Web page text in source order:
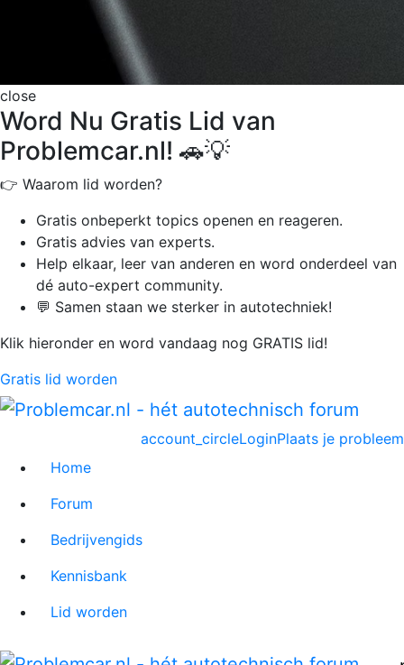
close
Word Nu Gratis Lid van
Problemcar.nl! 🚗💡
👉 Waarom lid worden?
Gratis onbeperkt topics openen en reageren.
Gratis advies van experts.
Help elkaar, leer van anderen en word onderdeel van
dé auto-expert community.
💬 Samen staan we sterker in autotechniek!
Klik hieronder en word vandaag nog GRATIS lid!
Gratis lid worden
Plaats je probleem
account_circleLogin
Home
Forum
Bedrijvengids
Kennisbank
Lid worden